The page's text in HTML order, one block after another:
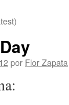
por Flor Zapata